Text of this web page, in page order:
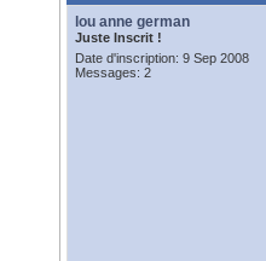
lou anne german
Juste Inscrit !
Date d'inscription: 9 Sep 2008
Messages: 2